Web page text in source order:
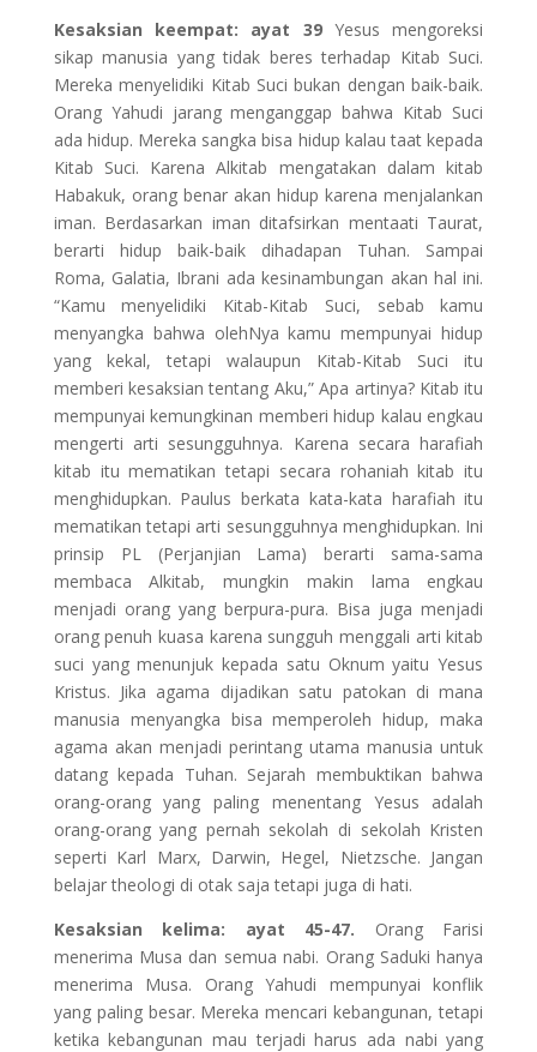
Kesaksian keempat: ayat 39Yesus mengoreksi
sikap manusia yang tidak beres terhadap Kitab Suci.
Mereka menyelidiki Kitab Suci bukan dengan baik-baik.
Orang Yahudi jarang menganggap bahwa Kitab Suci
ada hidup. Mereka sangka bisa hidup kalau taat kepada
Kitab Suci. Karena Alkitab mengatakan dalam kitab
Habakuk, orang benar akan hidup karena menjalankan
iman. Berdasarkan iman ditafsirkan mentaati Taurat,
berarti hidup baik-baik dihadapan Tuhan. Sampai
Roma, Galatia, Ibrani ada kesinambungan akan hal ini.
“Kamu menyelidiki Kitab-Kitab Suci, sebab kamu
menyangka bahwa olehNya kamu mempunyai hidup
yang kekal, tetapi walaupun Kitab-Kitab Suci itu
memberi kesaksian tentang Aku,” Apa artinya? Kitab itu
mempunyai kemungkinan memberi hidup kalau engkau
mengerti arti sesungguhnya. Karena secara harafiah
kitab itu mematikan tetapi secara rohaniah kitab itu
menghidupkan. Paulus berkata kata-kata harafiah itu
mematikan tetapi arti sesungguhnya menghidupkan. Ini
prinsip PL (Perjanjian Lama) berarti sama-sama
membaca Alkitab, mungkin makin lama engkau
menjadi orang yang berpura-pura. Bisa juga menjadi
orang penuh kuasa karena sungguh menggali arti kitab
suci yang menunjuk kepada satu Oknum yaitu Yesus
Kristus. Jika agama dijadikan satu patokan di mana
manusia menyangka bisa memperoleh hidup, maka
agama akan menjadi perintang utama manusia untuk
datang kepada Tuhan. Sejarah membuktikan bahwa
orang-orang yang paling menentang Yesus adalah
orang-orang yang pernah sekolah di sekolah Kristen
seperti Karl Marx, Darwin, Hegel, Nietzsche. Jangan
belajar theologi di otak saja tetapi juga di hati.
Kesaksian kelima: ayat 45-47. Orang Farisi
menerima Musa dan semua nabi. Orang Saduki hanya
menerima Musa. Orang Yahudi mempunyai konflik
yang paling besar. Mereka mencari kebangunan, tetapi
ketika kebangunan mau terjadi harus ada nabi yang